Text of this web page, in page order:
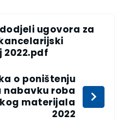
ugovora za
2022.pdf
o poništenju
nabavku roba
materijala
2022